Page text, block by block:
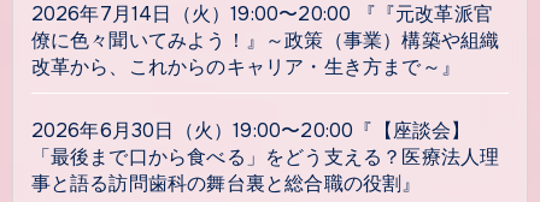
2026年7月14日（火）19:00〜20:00 『『元改革派官
僚に色々聞いてみよう！』～政策（事業）構築や組織
改革から、これからのキャリア・生き方まで～』
2026年6月30日（火）19:00〜20:00『【座談会】
「最後まで口から食べる」をどう支える？医療法人理
事と語る訪問歯科の舞台裏と総合職の役割』